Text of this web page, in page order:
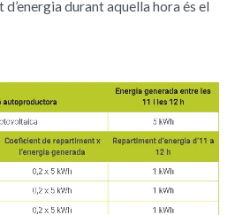
durant aquella hora és el